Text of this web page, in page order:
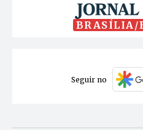
BRASÍLIA/
Seguir no